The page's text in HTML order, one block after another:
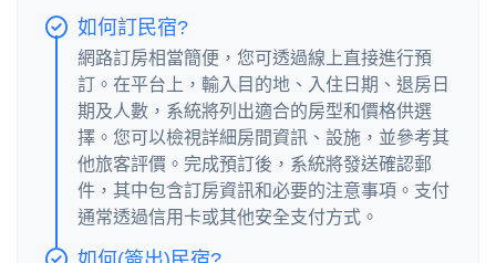
如何訂民宿?
網路訂房相當簡便，您可透過線上直接進行預
訂。在平台上，輸入目的地、入住日期、退房日
期及人數，系統將列出適合的房型和價格供選
擇。您可以檢視詳細房間資訊、設施，並參考其
他旅客評價。完成預訂後，系統將發送確認郵
件，其中包含訂房資訊和必要的注意事項。支付
通常透過信用卡或其他安全支付方式。